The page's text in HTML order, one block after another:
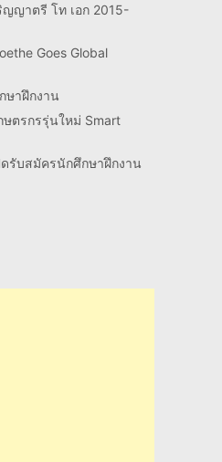
ญาตรี โท เอก 2015-
Goes Global
ษาฝึกงาน
ตรกรรุ่นใหม่ Smart
ดรับสมัครนักศึกษาฝึกงาน